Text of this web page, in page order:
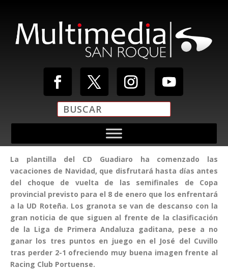
La plantilla del CD Guadiaro ha comenzado las
vacaciones de Navidad, que disfrutará hasta días antes
del choque de vuelta de las semifinales de Copa
provincial previsto para el 8 de enero que los enfrentará
a la UD Roteña. Los granota se van de descanso con la
gran noticia de que siguen al frente de la clasificación
de la Liga de Primera Andaluza gaditana, pese a no
ganar los tres puntos en juego en el José del Cuvillo
tras perder 2-1 ofreciendo muy buena imagen frente al
Racing Club Portuense.